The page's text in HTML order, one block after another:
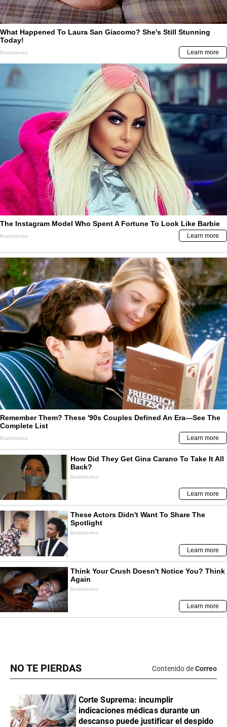
NO TE PIERDAS Contenido deCorreo
Corte Suprema: incumplir
indicaciones médicas durante un
descanso puede justificar el despido